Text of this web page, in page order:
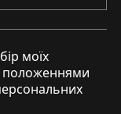
моїх
положеннями